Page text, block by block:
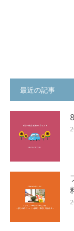
最近の記事